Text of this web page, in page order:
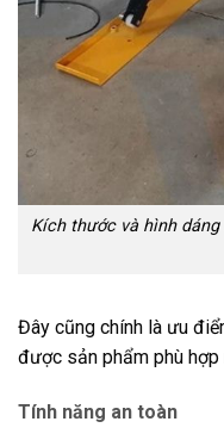
Kích thước và hình
Đây cũng chính là ưu
được sản phẩm phù
Tính năng an toàn